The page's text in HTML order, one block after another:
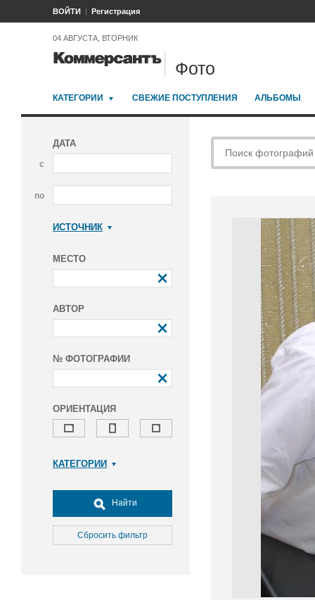
ВОЙТИ Регистрация
04 АВГУСТА, ВТОРНИК
Фото
КАТЕГОРИИ СВЕЖИЕ ПОСТУПЛЕНИЯ АЛЬБОМЫ
ДАТА
с
по
ИСТОЧНИК
МЕСТО
АВТОР
№ ФОТОГРАФИИ
ОРИЕНТАЦИЯ
КАТЕГОРИИ
Досуг, туризм и отдых
Культура
Медицина
Найти
Сбросить фильтр